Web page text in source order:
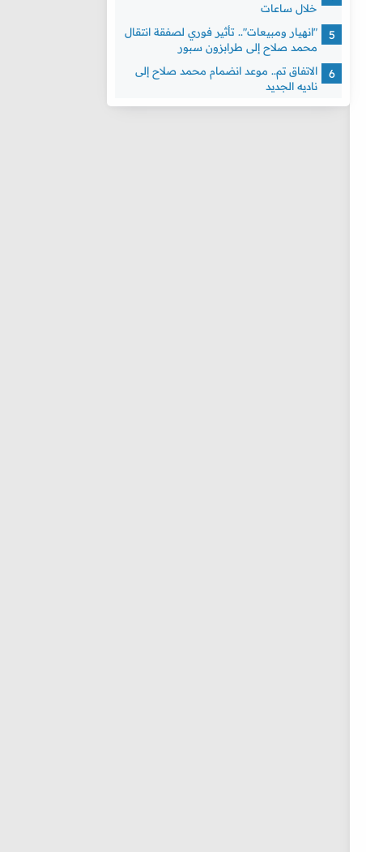
خلال ساعات
"انهيار ومبيعات".. تأثير فوري لصفقة انتقال
محمد صلاح إلى طرابزون سبور
الاتفاق تم.. موعد انضمام محمد صلاح إلى
ناديه الجديد